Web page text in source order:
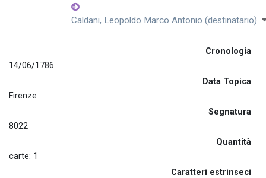
Caldani, Leopoldo Marco Antonio (destinatario)
Cronologia
14/06/1786
Data Topica
Firenze
Segnatura
8022
Quantità
carte: 1
Caratteri estrinseci